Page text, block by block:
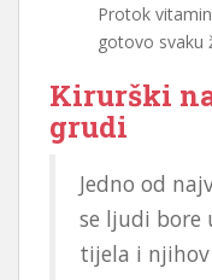
Protok
gotovo svaku
Kirurški
grudi
Jedno od
se ljudi bore
tijela i njihov